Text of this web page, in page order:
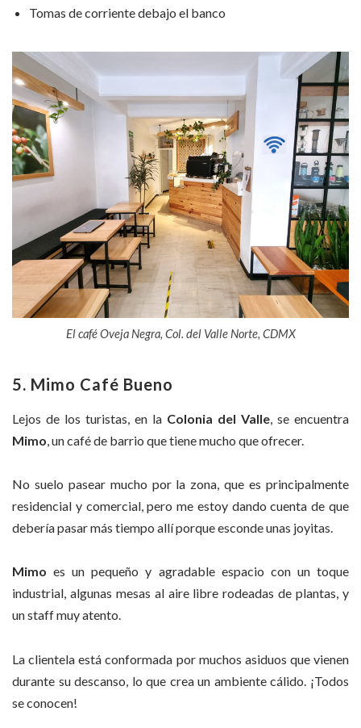
Tomas de corriente debajo el banco
El café Oveja Negra, Col. del Valle Norte, CDMX
5. Mimo Café Bueno
Lejos de los turistas, en la Colonia del Valle , se encuentra
Mimo , un café de barrio que tiene mucho que ofrecer.
No suelo pasear mucho por la zona, que es principalmente
residencial y comercial, pero me estoy dando cuenta de que
debería pasar más tiempo allí porque esconde unas joyitas.
Mimo es un pequeño y agradable espacio con un toque
industrial, algunas mesas al aire libre rodeadas de plantas, y
un staff muy atento.
La clientela está conformada por muchos asiduos que vienen
durante su descanso, lo que crea un ambiente cálido. ¡Todos
se conocen!